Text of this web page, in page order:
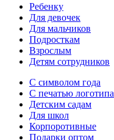
Ребенку
Для девочек
Для мальчиков
Подросткам
Взрослым
Детям сотрудников
С символом года
С печатью логотипа
Детским садам
Для школ
Корпоротивные
Подарки оптом